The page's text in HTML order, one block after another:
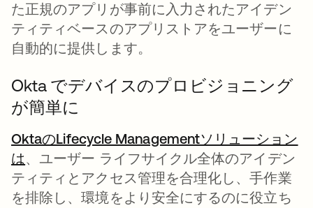
た正規のアプリが事前に入力されたアイデン
ティティベースのアプリストアをユーザーに
自動的に提供します。
Okta でデバイスのプロビジョニング
が簡単に
OktaのLifecycle Managementソリューション
は、ユーザー ライフサイクル全体のアイデン
ティティとアクセス管理を合理化し、手作業
を排除し、環境をより安全にするのに役立ち